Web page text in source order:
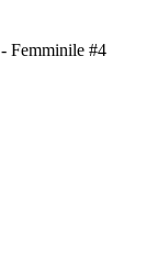
Femminile #4